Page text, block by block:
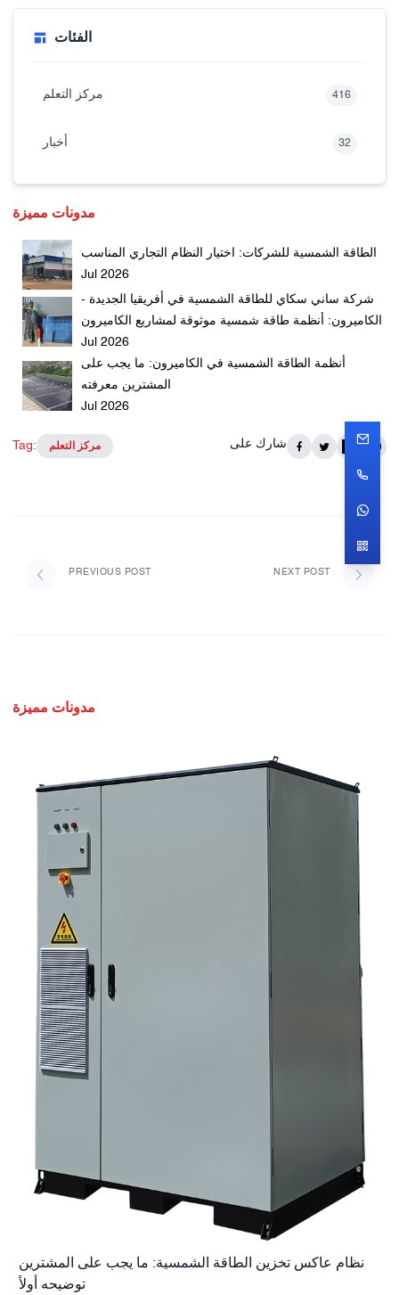
الفئات
مركز التعلم 416
أخبار 32
مدونات مميزة
الطاقة الشمسية للشركات: اختيار النظام التجاري المناسب
Jul 2026
شركة ساني سكاي للطاقة الشمسية في أفريقيا الجديدة -
الكاميرون: أنظمة طاقة شمسية موثوقة لمشاريع الكاميرون
Jul 2026
أنظمة الطاقة الشمسية في الكاميرون: ما يجب على
المشترين معرفته
Jul 2026
Tag: مركز التعلم شارك على
PREVIOUS POST NEXT POST
مدونات مميزة
نظام عاكس تخزين الطاقة الشمسية: ما يجب على المشترين
توضيحه أولاً